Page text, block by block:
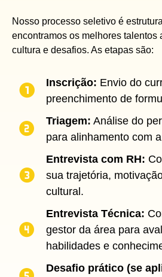
Nosso processo seletivo é
encontramos os melhores talentos
cultura e desafios. As etapas são:
Inscrição: Envio do
preenchimento de
Triagem: Análise do
para alinhamento com
Entrevista com RH:
sua trajetória,
cultural.
Entrevista Técnica:
gestor da área para
habilidades e
Desafio prático (se